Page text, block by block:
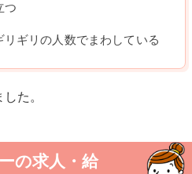
つ
リギリの人数でまわしている
た。
の求人・給